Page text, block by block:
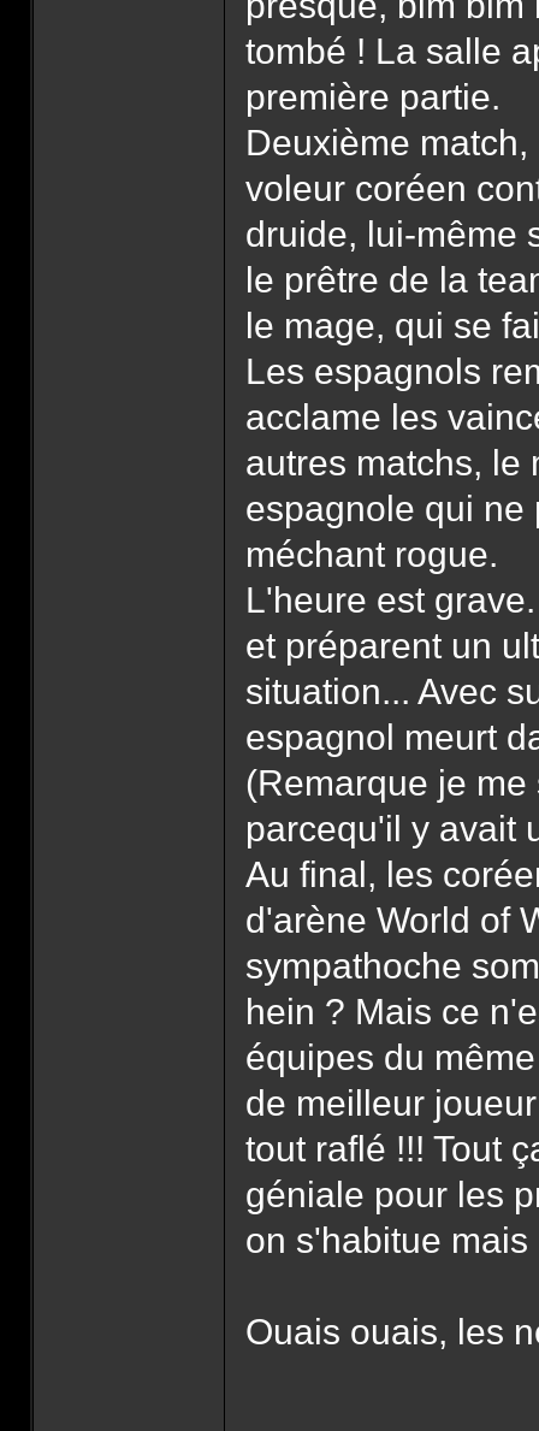
tombé ! La salle
première partie.
Deuxième
voleur coréen
druide, lui-même
le prêtre de la
le mage, qui se
Les espagnols
acclame les
autres matchs, le
espagnole qui ne
méchant rogue.
L'heure est
et préparent un
situation... Avec
espagnol meurt
(Remarque je
parcequ'il y avait
Au final, les
d'arène World of
sympathoche
hein ? Mais ce
équipes du
de meilleur
tout raflé !!! Tout
géniale pour les
on s'habitue
Ouais ouais, les